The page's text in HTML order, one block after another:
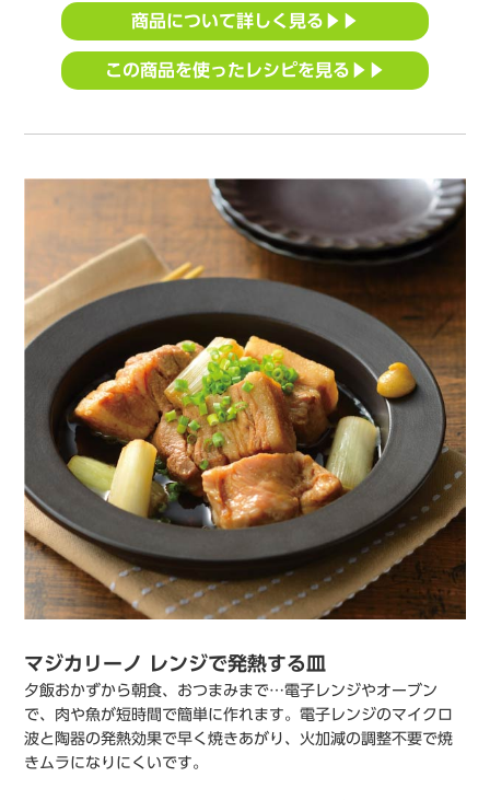
商品について詳しく見る▶▶
この商品を使ったレシピを見る▶▶
マジカリーノ レンジで発熱する皿
夕飯おかずから朝食、おつまみまで…電子レンジやオーブン
で、肉や魚が短時間で簡単に作れます。電子レンジのマイクロ
波と陶器の発熱効果で早く焼きあがり、火加減の調整不要で焼
きムラになりにくいです。